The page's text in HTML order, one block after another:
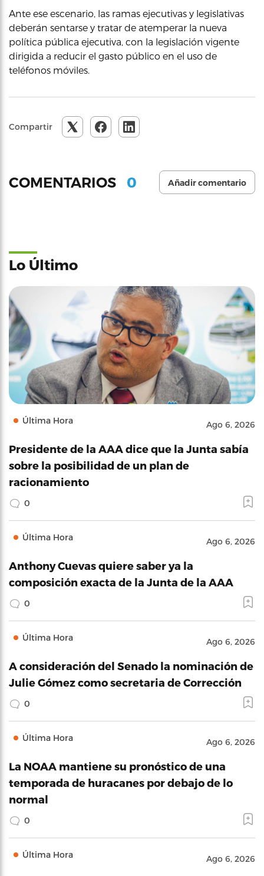
Ante ese escenario, las ramas ejecutivas y legislativas
deberán sentarse y tratar de atemperar la nueva
política pública ejecutiva, con la legislación vigente
dirigida a reducir el gasto público en el uso de
teléfonos móviles.
Compartir
COMENTARIOS 0 Añadir comentario
Lo Último
Última Hora Ago 6, 2026
Presidente de la AAA dice que la Junta sabía
sobre la posibilidad de un plan de
racionamiento
0
Última Hora Ago 6, 2026
Anthony Cuevas quiere saber ya la
composición exacta de la Junta de la AAA
0
Última Hora Ago 6, 2026
A consideración del Senado la nominación de
Julie Gómez como secretaria de Corrección
0
Última Hora Ago 6, 2026
La NOAA mantiene su pronóstico de una
temporada de huracanes por debajo de lo
normal
0
Última Hora Ago 6, 2026